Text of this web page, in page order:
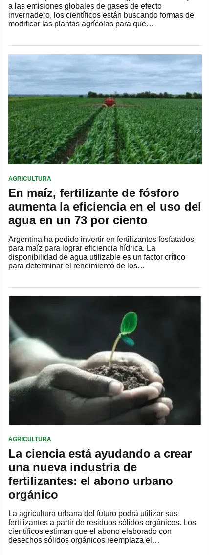
a las emisiones globales de gases de efecto
invernadero, los científicos están buscando formas de
modificar las plantas agrícolas para que…
AGRICULTURA
En maíz, fertilizante de fósforo
aumenta la eficiencia en el uso del
agua en un 73 por ciento
Argentina ha pedido invertir en fertilizantes fosfatados
para maíz para lograr eficiencia hídrica. La
disponibilidad de agua utilizable es un factor crítico
para determinar el rendimiento de los…
AGRICULTURA
La ciencia está ayudando a crear
una nueva industria de
fertilizantes: el abono urbano
orgánico
La agricultura urbana del futuro podrá utilizar sus
fertilizantes a partir de residuos sólidos orgánicos. Los
científicos estiman que el abono elaborado con
desechos sólidos orgánicos reemplaza el…